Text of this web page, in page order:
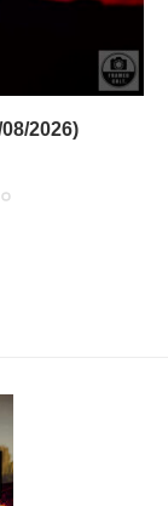
2026)